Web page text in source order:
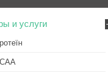
и услуги